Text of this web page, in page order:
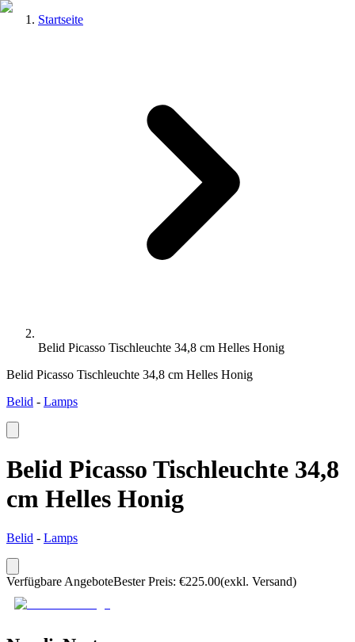
Startseite
Belid Picasso Tischleuchte 34,8 cm Helles Honig
Belid Picasso Tischleuchte 34,8 cm Helles Honig
Belid - Lamps
Belid Picasso Tischleuchte 34,8
cm Helles Honig
Belid - Lamps
Verfügbare AngeboteBester Preis: €225.00(exkl. Versand)